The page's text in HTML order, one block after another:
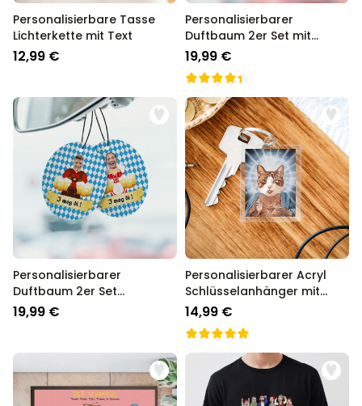
Personalisierbare Tasse
Lichterkette mit Text
12,99 €
Personalisierbarer
Duftbaum 2er Set mit
Heiligenschein und Gesicht
19,99 €
Personalisierbarer
Duftbaum 2er Set
Oktoberfest
19,99 €
Personalisierbarer Acryl
Schlüsselanhänger mit
Heiligenschein und Gesicht
14,99 €